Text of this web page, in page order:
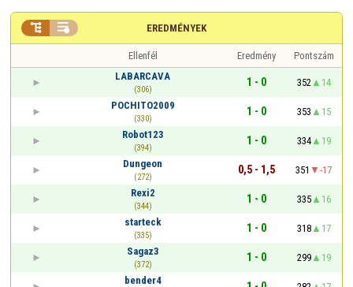
EREDMÉNYEK
 
Ellenfél Eredmény
Pontszám
LABARCAVA
(306)
1 - 0 352
14
POCHITO2009
(330)
1 - 0 353
15
Robot123
(394)
1 - 0 334
19
Dungeon
(272)
0,5 - 1,5 351
-17
Rexi2
(344)
1 - 0 335
16
starteck
(335)
1 - 0 318
17
Sagaz3
(372)
1 - 0 299
19
bender4